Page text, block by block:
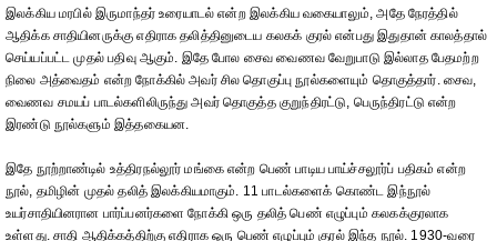
இலக்கிய மரபில் இருமாந்தர் உரையாடல் என்ற இலக்கிய வகையாலும், அதே நேரத்தில்
ஆதிக்க சாதியினருக்கு எதிராக தலித்தினுடைய கலகக் குரல் என்பது இதுதான் காலத்தால்
செய்யப்பட்ட முதல் பதிவு ஆகும். இதே போல சைவ வைணவ வேறுபாடு இல்லாத பேதமற்ற
நிலை அத்வைதம் என்ற நோக்கில் அவர் சில தொகுப்பு நூல்களையும் தொகுத்தார். சைவ,
வைணவ சமயப் பாடல்களிலிருந்து அவர் தொகுத்த குறுந்திரட்டு, பெருந்திரட்டு என்ற
இரண்டு நூல்களும் இத்தகையன.
இதே நூற்றாண்டில் உத்திரநல்லூர் மங்கை என்ற பெண் பாடிய பாய்ச்சலூர்ப் பதிகம் என்ற
நூல், தமிழின் முதல் தலித் இலக்கியமாகும். 11 பாடல்களைக் கொண்ட இந்நூல்
உயர்சாதியினரான பார்ப்பனர்களை நோக்கி ஒரு தலித் பெண் எழுப்பும் கலகக்குரலாக
உள்ளது. சாதி ஆதிக்கத்திற்கு எதிராக ஒரு பெண் எழுப்பும் குரல் இந்த நூல். 1930-வரை